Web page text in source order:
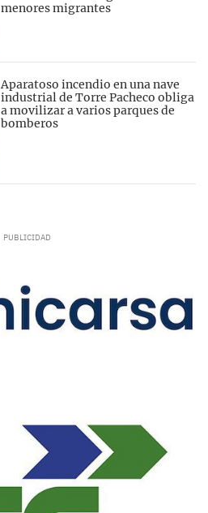
menores migrantes
Aparatoso incendio en una nave
industrial de Torre Pacheco obliga
a movilizar a varios parques de
bomberos